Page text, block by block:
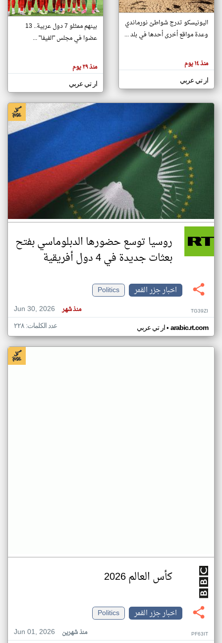
تغيير الدولة
اخبار جزر القمر على مدار الساعة
أهم اخبار جزر القمر العاجلة والمباشرة
هنا عن
وجهة
كاتبيها.
اليونيسكو تدرج شواطئ نورماندي
وعدة مواقع أخرى أحدها في بلد ...
منذ ١٤ يوم
ار تي عربي
بينهم ممثلو 7 دول عربية.. 13
عضوا في مجلس "الفيفا" ...
منذ ٢٩ يوم
ار تي عربي
روسيا توسع حضورها الدبلوماسي بفتح
بعثات جديدة في 4 دول أفريقية
اخبار جزر القمر
Politics
Jun 30, 2026
منذ شهر TG39ZI
ار تي عربي• arabic.rt.com عدد الكلمات: ٢٢٨
كأس العالم 2026
اخبار جزر القمر
Politics
Jun 01, 2026
منذ شهرين PF63IT
klyoum.com